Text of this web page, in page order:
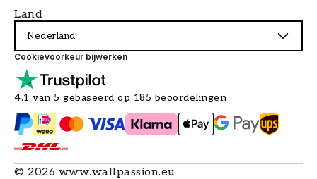
Land
Nederland
Cookievoorkeur bijwerken
4.1 van 5 gebaseerd op 185 beoordelingen
© 2026 www.wallpassion.eu